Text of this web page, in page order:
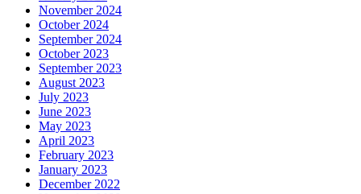
November 2024
October 2024
September 2024
October 2023
September 2023
August 2023
July 2023
June 2023
May 2023
April 2023
February 2023
January 2023
December 2022